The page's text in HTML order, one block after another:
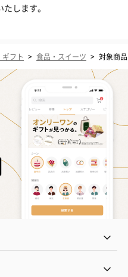
します。
フト > 食品・スイーツ > 対象商